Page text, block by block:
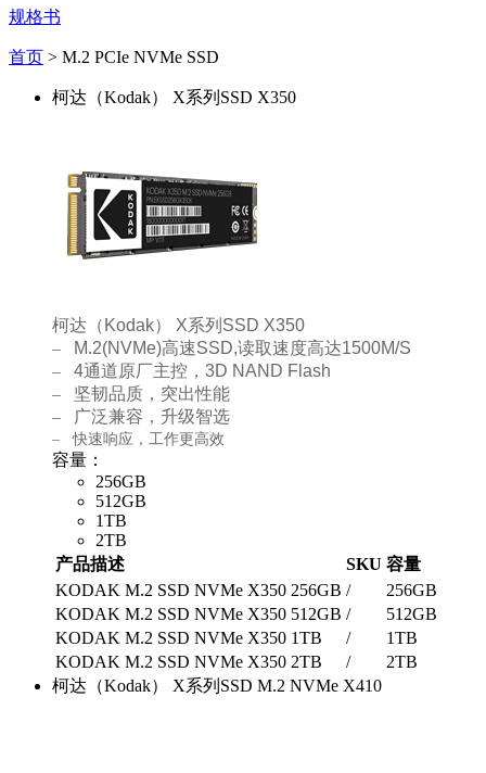
规格书
首页 > M.2 PCIe NVMe SSD
柯达（Kodak） X系列SSD X350
柯达（ Kodak） X系列 SSD X350
– M.2(NVMe)高速SSD,读取速度高达1500M/S
– 4通道原厂主控， 3D NAND Flash
–
坚韧品质，突出性能
–
广泛兼容，升级智选
– 快速响应，工作更高效
容量：
256GB
512GB
1TB
2TB
产品描述
SKU 容量
KODAK M.2 SSD NVMe X350 256GB /
256GB
KODAK M.2 SSD NVMe X350 512GB /
512GB
KODAK M.2 SSD NVMe X350 1TB
/
1TB
KODAK M.2 SSD NVMe X350 2TB
/
2TB
柯达（Kodak） X系列SSD M.2 NVMe X410